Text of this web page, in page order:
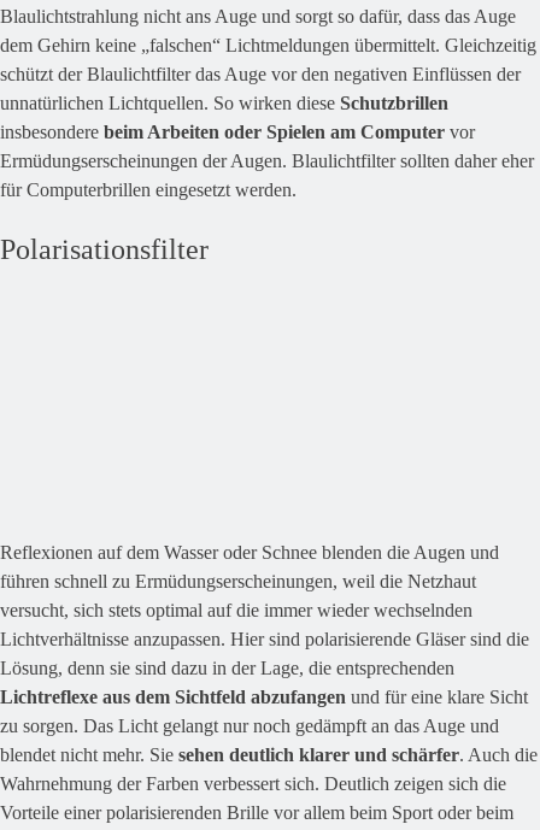
Blaulichtstrahlung nicht ans Auge und sorgt so dafür, dass das Auge
dem Gehirn keine „falschen“ Lichtmeldungen übermittelt. Gleichzeitig
schützt der Blaulichtfilter das Auge vor den negativen Einflüssen der
unnatürlichen Lichtquellen. So wirken diese Schutzbrillen
insbesondere beim Arbeiten oder Spielen am Computer vor
Ermüdungserscheinungen der Augen. Blaulichtfilter sollten daher eher
für Computerbrillen eingesetzt werden.
Polarisationsfilter
Reflexionen auf dem Wasser oder Schnee blenden die Augen und
führen schnell zu Ermüdungserscheinungen, weil die Netzhaut
versucht, sich stets optimal auf die immer wieder wechselnden
Lichtverhältnisse anzupassen. Hier sind polarisierende Gläser sind die
Lösung, denn sie sind dazu in der Lage, die entsprechenden
Lichtreflexe aus dem Sichtfeld abzufangen und für eine klare Sicht
zu sorgen. Das Licht gelangt nur noch gedämpft an das Auge und
blendet nicht mehr. Sie sehen deutlich klarer und schärfer. Auch die
Wahrnehmung der Farben verbessert sich. Deutlich zeigen sich die
Vorteile einer polarisierenden Brille vor allem beim Sport oder beim